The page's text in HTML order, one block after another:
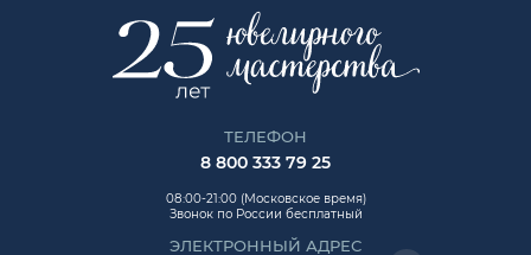
ТЕЛЕФОН
8 800 333 79 25
08:00-21:00 (Московское время)
Звонок по России бесплатный
ЭЛЕКТРОННЫЙ АДРЕС